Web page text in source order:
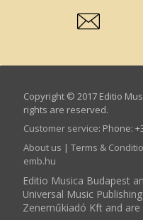
Copyright © 2017 Editio
rights are reserved.
Customer service: Phone:
About us | Terms &
emb.hu
Editio Musica Budapest
Universal Music
Zeneműkiadó Kft and are